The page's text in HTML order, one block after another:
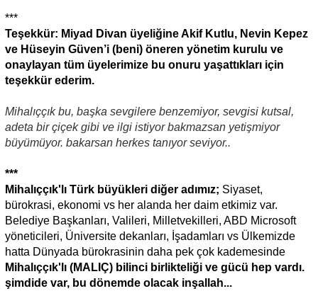
***
Teşekkür: Miyad Divan üyeliğine Akif Kutlu, Nevin Kepez
ve Hüseyin Güven’i (beni) öneren yönetim kurulu ve
onaylayan tüm üyelerimize bu onuru yaşattıkları için
teşekkür ederim.
Mihalıççık bu, başka sevgilere benzemiyor, sevgisi kutsal,
adeta bir çiçek gibi ve ilgi istiyor bakmazsan yetişmiyor
büyümüyor. bakarsan herkes tanıyor seviyor..
***
Mihalıççık'lı Türk büyükleri diğer adımız; Siyaset,
bürokrasi, ekonomi vs her alanda her daim etkimiz var.
Belediye Başkanları, Valileri, Milletvekilleri, ABD Microsoft
yöneticileri, Üniversite dekanları, İşadamları vs Ülkemizde
hatta Dünyada bürokrasinin daha pek çok kademesinde
Mihalıççık'lı (MALIÇ) bilinci birlikteliği ve gücü hep vardı.
şimdide var, bu dönemde olacak inşallah...